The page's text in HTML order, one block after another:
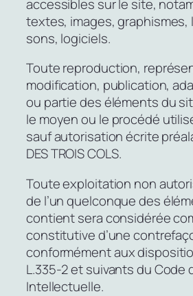
accessibles sur le site,
textes, images, graphismes,
sons, logiciels.
Toute reproduction,
modification, publication,
ou partie des éléments du
le moyen ou le procédé
sauf autorisation écrite
DES TROIS COLS.
Toute exploitation non
de l’un quelconque des
contient sera considérée
constitutive d’une
conformément aux
L.335-2 et suivants du Code
Intellectuelle.